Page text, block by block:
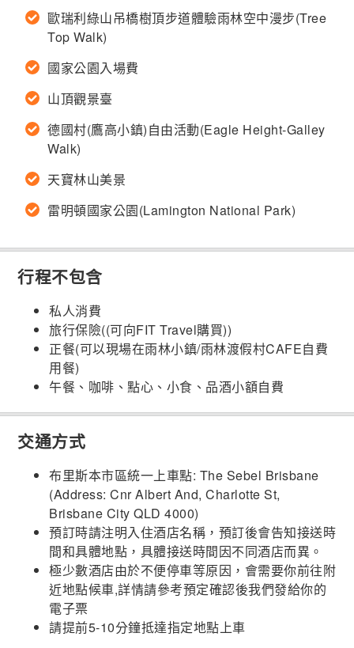
歐瑞利綠山吊橋樹頂步道體驗雨林空中漫步(Tree
Top Walk)
國家公園入場費
山頂觀景臺
德國村(鷹高小鎮)自由活動(Eagle Height-Galley
Walk)
天寶林山美景
雷明頓國家公園(Lamington National Park)
行程不包含
私人消費
旅行保險((可向FIT Travel購買))
正餐(可以現場在雨林小鎮/雨林渡假村CAFE自費
用餐)
午餐、咖啡、點心、小食、品酒小額自費
交通方式
布里斯本市區統一上車點: The Sebel Brisbane
(Address:Cnr Albert And, Charlotte St,
Brisbane City QLD 4000)
預訂時請注明入住酒店名稱，預訂後會告知接送時
間和具體地點，具體接送時間因不同酒店而異。
極少數酒店由於不便停車等原因，會需要你前往附
近地點候車,詳情請參考預定確認後我們發給你的
電子票
請提前5-10分鐘抵達指定地點上車